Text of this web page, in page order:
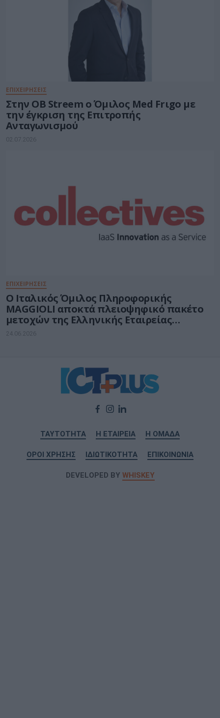
ΕΠΙΧΕΙΡΗΣΕΙΣ
Στην OB Streem ο Όμιλος Med Frιgo με
την έγκριση της Επιτροπής
Ανταγωνισμού
02.07.2026
ΕΠΙΧΕΙΡΗΣΕΙΣ
O Ιταλικός Όμιλος Πληροφορικής
MAGGIOLI αποκτά πλειοψηφικό πακέτο
μετοχών της Ελληνικής Εταιρείας
COLLECTIVES A.E.
24.06.2026
ΤΑΥΤΟΤΗΤΑ Η ΕΤΑΙΡΕΙΑ Η ΟΜΑΔΑ
ΟΡΟΙ ΧΡΗΣΗΣ ΙΔΙΩΤΙΚΟΤΗΤΑ ΕΠΙΚΟΙΝΩΝΙΑ
DEVELOPED BY WHISKEY